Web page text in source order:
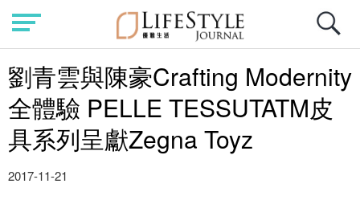
劉青雲與陳豪Crafting Modernity
全體驗 PELLE TESSUTATM皮
具系列呈獻Zegna Toyz
2017-11-21